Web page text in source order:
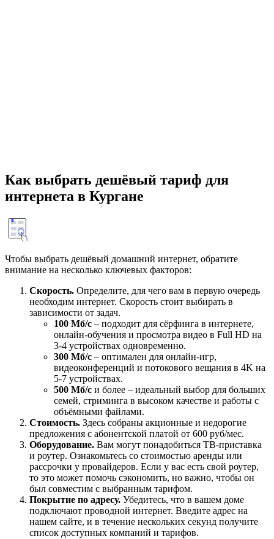
Как выбрать дешёвый тариф для
интернета в Кургане
Чтобы выбрать дешёвый домашний интернет, обратите
внимание на несколько ключевых факторов:
Скорость. Определите, для чего вам в первую очередь
необходим интернет. Скорость стоит выбирать в
зависимости от задач.
100 Мб/с – подходит для сёрфинга в интернете,
онлайн-обучения и просмотра видео в Full HD на
3-4 устройствах одновременно.
300 Мб/с – оптимален для онлайн-игр,
видеоконференций и потокового вещания в 4K на
5-7 устройствах.
500 Мб/с и более – идеальный выбор для больших
семей, стриминга в высоком качестве и работы с
объёмными файлами.
Стоимость. Здесь собраны акционные и недорогие
предложения с абонентской платой от 600 руб/мес.
Оборудование. Вам могут понадобиться ТВ-приставка
и роутер. Ознакомьтесь со стоимостью аренды или
рассрочки у провайдеров. Если у вас есть свой роутер,
то это может помочь сэкономить, но важно, чтобы он
был совместим с выбранным тарифом.
Покрытие по адресу. Убедитесь, что в вашем доме
подключают проводной интернет. Введите адрес на
нашем сайте, и в течение нескольких секунд получите
список доступных компаний и тарифов.